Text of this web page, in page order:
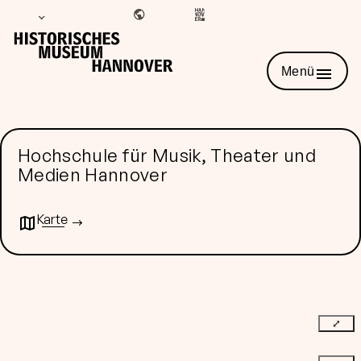
Menü
Hochschule für Musik, Theater und
Medien Hannover
Karte
⤢